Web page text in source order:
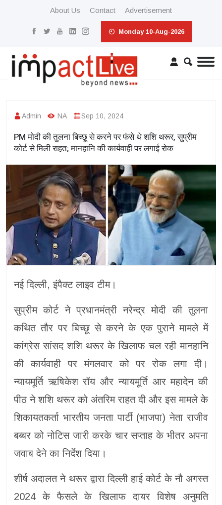
About Us Contact Advertisement
Monday 10-Aug-2026
Admin NA Sep 10, 2024
PM मोदी की तुलना बिच्छू से करने पर फंसे थे शशि थरूर, सुप्रीम
कोर्ट से मिली राहत; मानहानि की कार्यवाही पर लगाई रोक
नई दिल्ली, इंपैक्ट लाइव टीम।
सुप्रीम कोर्ट ने प्रधानमंत्री नरेन्द्र मोदी की तुलना
कथित तौर पर बिच्छू से करने के एक पुराने मामले में
कांग्रेस सांसद शशि थरूर के खिलाफ चल रही मानहानि
की कार्यवाही पर मंगलवार को पर रोक लगा दी।
न्यायमूर्ति ऋषिकेश रॉय और न्यायमूर्ति आर महादेन की
पीठ ने शशि थरूर को अंतरिम राहत दी और इस मामले के
शिकायतकर्ता भारतीय जनता पार्टी (भाजपा) नेता राजीव
बब्बर को नोटिस जारी करके चार सप्ताह के भीतर अपना
जवाब देने का निर्देश दिया।
शीर्ष अदालत ने थरूर द्वारा दिल्ली हाई कोर्ट के नौ अगस्त
2024 के फैसले के खिलाफ दायर विशेष अनुमति